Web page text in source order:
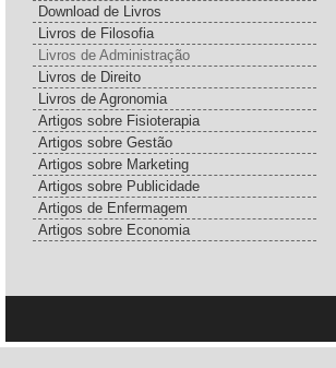
Download de Livros
Livros de Filosofia
Livros de Administração
Livros de Direito
Livros de Agronomia
Artigos sobre Fisioterapia
Artigos sobre Gestão
Artigos sobre Marketing
Artigos sobre Publicidade
Artigos de Enfermagem
Artigos sobre Economia